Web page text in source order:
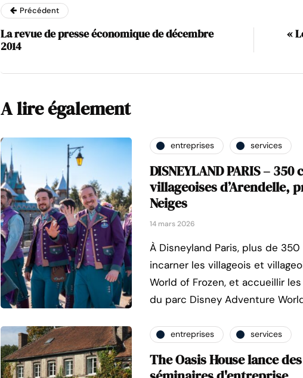
Précédent
La revue de presse économique de décembre
2014
«
A lire également
entreprises services
DISNEYLAND PARIS –
villageoises d’Arendelle,
Neiges
14 mars 2026
À Disneyland Paris, plus de
incarner les villageois et
World of Frozen, et accueillir
du parc Disney Adventure
entreprises services
The Oasis House lance